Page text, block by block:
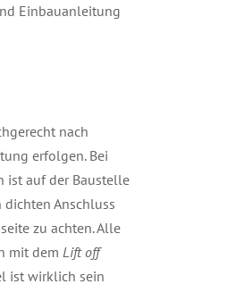
Einbauanleitung
nach
erfolgen. Bei
ist auf der Baustelle
Anschluss
zu achten. Alle
mit dem Lift off
ist wirklich sein